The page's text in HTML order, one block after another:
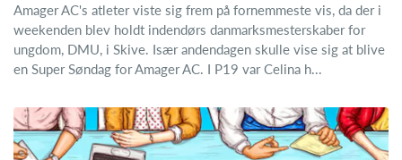
Amager AC's atleter viste sig frem på fornemmeste vis, da der i
weekenden blev holdt indendørs danmarksmesterskaber for
ungdom, DMU, i Skive. Især andendagen skulle vise sig at blive
en Super Søndag for Amager AC. I P19 var Celina h...